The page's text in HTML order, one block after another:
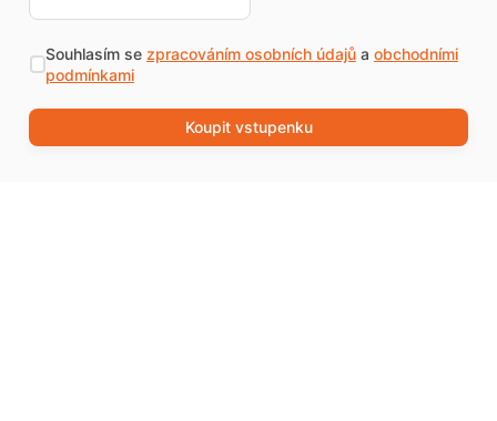
Souhlasím se zpracováním osobních údajůa obchodními
podmínkami
Koupit vstupenku